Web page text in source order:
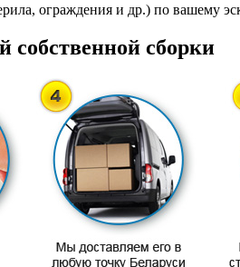
ограждения и др.) по вашему
собственной сборки